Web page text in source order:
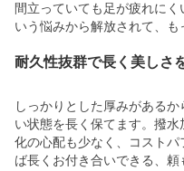
間立っていても足が疲れに
いう悩みから解放されて、も
耐久性抜群で長く美しさ
しっかりとした厚みがある
い状態を長く保てます。撥
化の心配も少なく、コスト
ば長くお付き合いできる、頼